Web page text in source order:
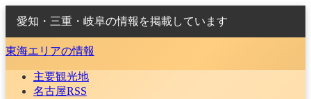
愛知・三重・岐阜の情報を掲載しています
東海エリアの情報
主要観光地
名古屋RSS